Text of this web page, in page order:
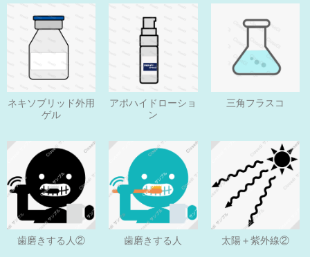
ネキソブリッド外用
ゲル
アポハイドローショ
ン
三角フラスコ
歯磨きする人② 歯磨きする人 太陽＋紫外線②